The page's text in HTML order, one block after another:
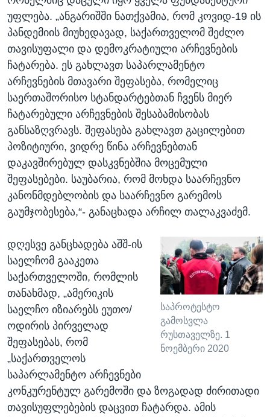
უფლება. „ანგარიშში ნათქვამია, რომ კოვიდ-19 ის
პანდემიის მიუხედავად, საქართველომ შეძლო
თავისუფალი და დემოკრატიული არჩევნების
ჩატარება. ეს გახლავთ საპარლამენტო
არჩევნების მთავარი შეფასება, რომელიც
საერთაშორისო სტანდარტებთან ჩვენს მიერ
ჩატარებული არჩევნების შესაბამისობას
განსაზღვრავს. შეფასება გახლავთ გაცილებით
პოზიტიური, ვიდრე წინა არჩევნებთან
დაკავშირებულ დასკვნებშია მოცემული
შეფასებები. საუბარია, რომ მოხდა საარჩევნო
კანონმდებლობის და საარჩევნო გარემოს
გაუმჯობესება,“- განაცხადა არჩილ თალაკვაძემ.
საპროტესტო
გამოსვლა
რუსთაველზე. 1
ნოემბერი 2020
დღესვე განცხადება აშშ-ის
საელჩომ გააკეთა
საქართველოში, რომლის
თანახმად, „ამერიკის
საელჩო იზიარებს ეუთო/
ოდირის პირველად
შეფასებას, რომ
„საქართველოს
საპარლამენტო არჩევნები
კონკურენტულ გარემოში და ზოგადად ძირითადი
თავისუფლებების დაცვით ჩატარდა. ამის